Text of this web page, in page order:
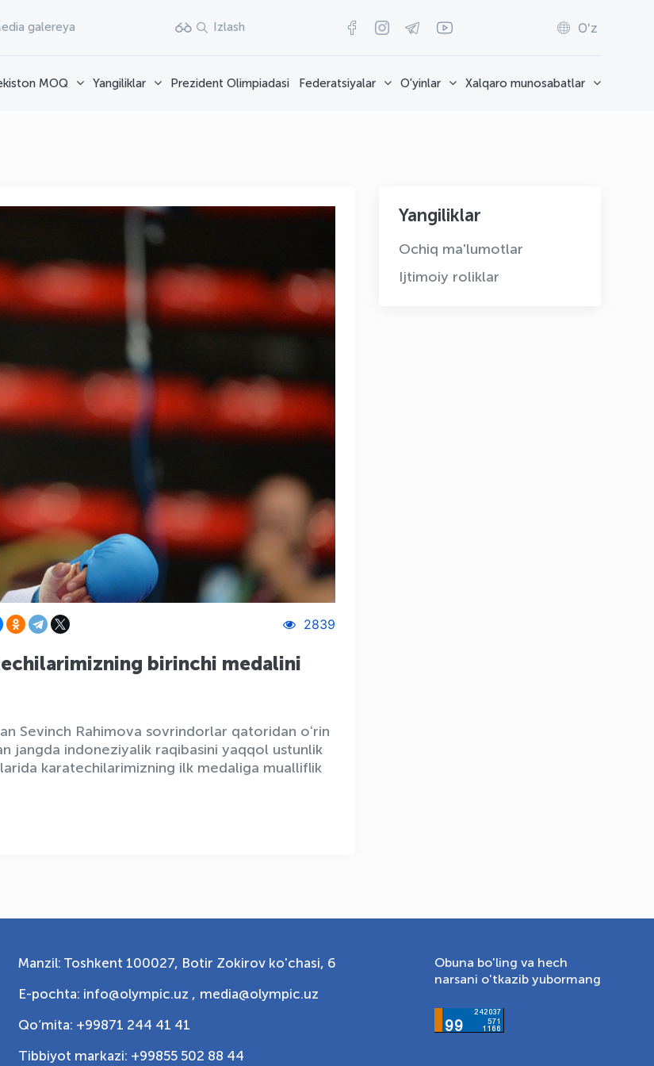
galereya Izlash O'z
MOQ Yangiliklar Prezident Olimpiadasi Federatsiyalar O'yinlar Xalqaro munosabatlar
2839
birinchi medalini
Sevinch Rahimova sovrindorlar qatoridan oʻrin
jangda indoneziyalik raqibasini yaqqol ustunlik
karatechilarimizning ilk medaliga mualliflik
Yangiliklar
Ochiq ma'lumotlar
Ijtimoiy roliklar
Manzil: Toshkent 100027, Botir Zokirov ko'chasi, 6
E-pochta: info@olympic.uz , media@olympic.uz
Qo‘mita: +99871 244 41 41
Tibbiyot markazi: +99855 502 88 44
Obuna bo'ling va hech
narsani o'tkazib yubormang